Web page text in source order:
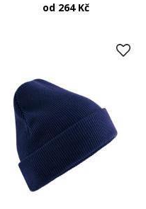
od 264 Kč